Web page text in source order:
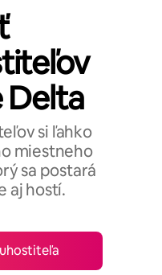
Delta
si ľahko
miestneho
sa postará
aj hostí.